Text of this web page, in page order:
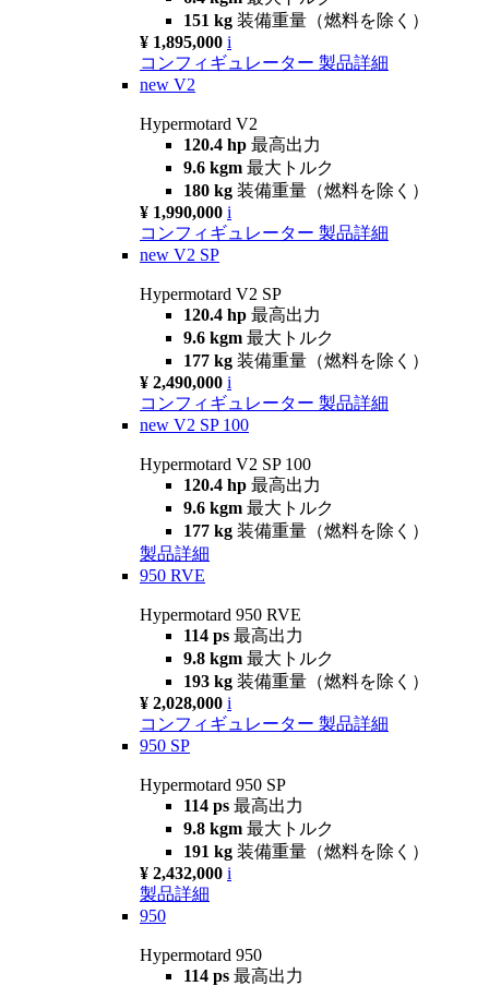
151 kg 装備重量（燃料を除く）
¥ 1,895,000 i
コンフィギュレーター 製品詳細
new V2
Hypermotard V2
120.4 hp 最高出力
9.6 kgm 最大トルク
180 kg 装備重量（燃料を除く）
¥ 1,990,000 i
コンフィギュレーター 製品詳細
new V2 SP
Hypermotard V2 SP
120.4 hp 最高出力
9.6 kgm 最大トルク
177 kg 装備重量（燃料を除く）
¥ 2,490,000 i
コンフィギュレーター 製品詳細
new V2 SP 100
Hypermotard V2 SP 100
120.4 hp 最高出力
9.6 kgm 最大トルク
177 kg 装備重量（燃料を除く）
製品詳細
950 RVE
Hypermotard 950 RVE
114 ps 最高出力
9.8 kgm 最大トルク
193 kg 装備重量（燃料を除く）
¥ 2,028,000 i
コンフィギュレーター 製品詳細
950 SP
Hypermotard 950 SP
114 ps 最高出力
9.8 kgm 最大トルク
191 kg 装備重量（燃料を除く）
¥ 2,432,000 i
製品詳細
950
Hypermotard 950
114 ps 最高出力